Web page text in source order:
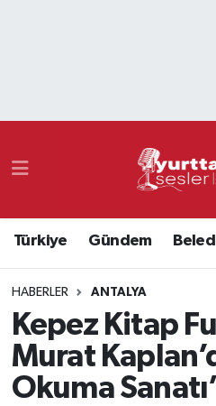
Türkiye Gündem
HABERLER ANTALYA
Kepez Kitap
Murat
Okuma
Namaz Vakitleri
Süper Lig Puan Durumu
Tüm Manşetler
Son Dakika Haberleri
Haber Arşivi